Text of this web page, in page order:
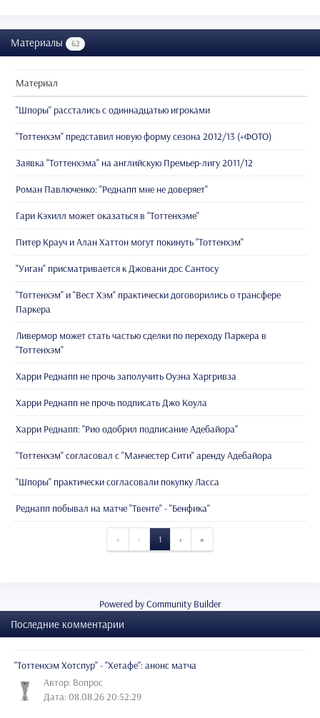
Материалы 62
Материал
"Шпоры" расстались с одиннадцатью игроками
"Тоттенхэм" представил новую форму сезона 2012/13 (+ФОТО)
Заявка "Тоттенхэма" на английскую Премьер-лигу 2011/12
Роман Павлюченко: "Реднапп мне не доверяет"
Гари Кэхилл может оказаться в "Тоттенхэме"
Питер Крауч и Алан Хаттон могут покинуть "Тоттенхэм"
"Уиган" присматривается к Джовани дос Сантосу
"Тоттенхэм" и "Вест Хэм" практически договорились о трансфере
Паркера
Ливермор может стать частью сделки по переходу Паркера в
"Тоттенхэм"
Харри Реднапп не прочь заполучить Оуэна Харгривза
Харри Реднапп не прочь подписать Джо Коула
Харри Реднапп: "Рио одобрил подписание Адебайора"
"Тоттенхэм" согласовал с "Манчестер Сити" аренду Адебайора
"Шпоры" практически согласовали покупку Ласса
Реднапп побывал на матче "Твенте" - "Бенфика"
« ‹ 1 › »
Powered by Community Builder
Последние комментарии
"Тоттенхэм Хотспур" - "Хетафе": анонс матча
Автор: Вопрос
Дата: 08.08.26 20:52:29